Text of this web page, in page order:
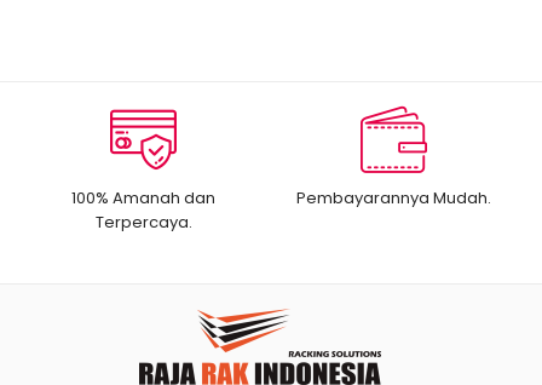
100% Amanah dan
Terpercaya.
Pembayarannya Mudah.